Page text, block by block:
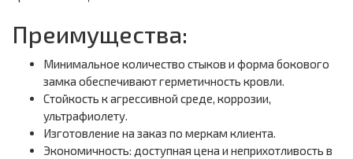
Преимущества:
Минимальное количество стыков и форма бокового
замка обеспечивают герметичность кровли.
Стойкость к агрессивной среде, коррозии,
ультрафиолету.
Изготовление на заказ по меркам клиента.
Экономичность: доступная цена и неприхотливость в